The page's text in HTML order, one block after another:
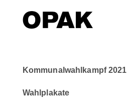
Kommunalwahlkampf 2021
Wahlplakate